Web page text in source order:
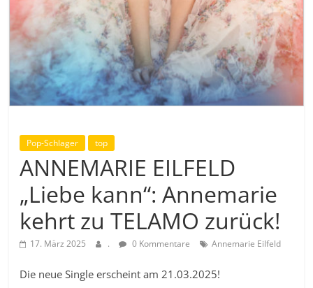
Pop-Schlager top
ANNEMARIE EILFELD
„Liebe kann“: Annemarie
kehrt zu TELAMO zurück!
17. März 2025 . 0 Kommentare Annemarie Eilfeld
Die neue Single erscheint am 21.03.2025!